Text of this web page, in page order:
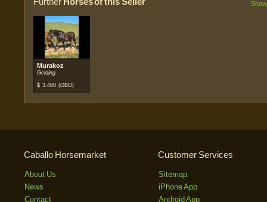
Murakoz
Gelding
$ 3.400 (OBO)
Caballo Horsemarket
About Us
News
Contact
Customer Services
Sitemap
iPhone App
Android App